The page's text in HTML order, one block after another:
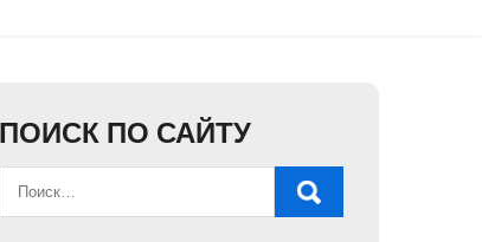
ПОИСК ПО САЙТУ